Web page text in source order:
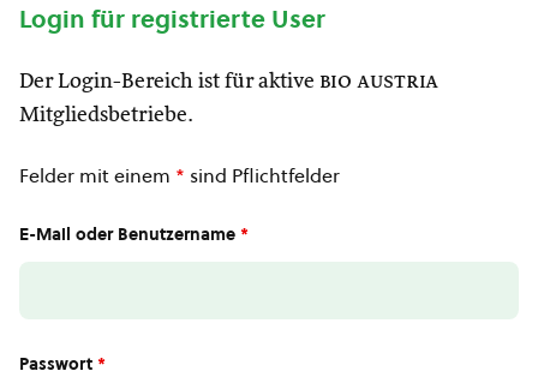
Login für registrierte User
Der Login-Bereich ist für aktive bio austria
Mitgliedsbetriebe.
Felder mit einem * sind Pflichtfelder
E-Mail oder Benutzername *
Passwort *